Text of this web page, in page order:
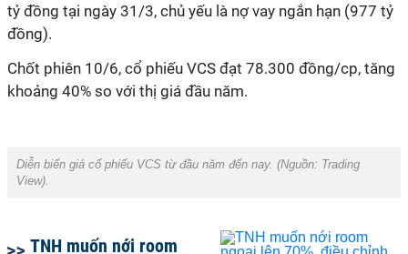
tỷ đồng tại ngày 31/3, chủ yếu là nợ vay ngắn hạn (977 tỷ
đồng).
Chốt phiên 10/6, cổ phiếu VCS đạt 78.300 đồng/cp, tăng
khoảng 40% so với thị giá đầu năm.
Diễn biến giá cổ phiếu VCS từ đầu năm đến nay. (Nguồn: Trading
View).
TNH muốn nới room